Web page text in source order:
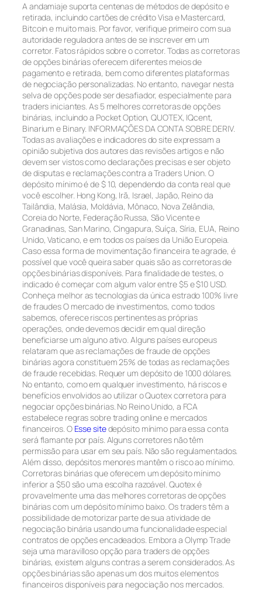
A andamiaje suporta centenas de métodos de depósito e
retirada, incluindo cartões de crédito Visa e Mastercard,
Bitcoin e muito mais. Por favor, verifique primeiro com sua
autoridade reguladora antes de se inscrever em um
corretor. Fatos rápidos sobre o corretor. Todas as corretoras
de opções binárias oferecem diferentes meios de
pagamento e retirada, bem como diferentes plataformas
de negociação personalizadas. No entanto, navegar nesta
selva de opções pode ser desafiador, especialmente para
traders iniciantes. As 5 melhores corretoras de opções
binárias, incluindo a Pocket Option, QUOTEX, IQcent,
Binarium e Binary. INFORMAÇÕES DA CONTA SOBRE DERIV.
Todas as avaliações e indicadores do site expressam a
opinião subjetiva dos autores das revisões artigos e não
devem ser vistos como declarações precisas e ser objeto
de disputas e reclamações contra a Traders Union. O
depósito mínimo é de $ 10, dependendo da conta real que
você escolher. Hong Kong, Irã, Israel, Japão, Reino da
Tailândia, Malásia, Moldávia, Mônaco, Nova Zelândia,
Coreia do Norte, Federação Russa, São Vicente e
Granadinas, San Marino, Cingapura, Suíça, Síria, EUA, Reino
Unido, Vaticano, e em todos os países da União Europeia.
Caso essa forma de movimentação financeira te agrade, é
possível que você queira saber quais são as corretoras de
opções binárias disponíveis. Para finalidade de testes, o
indicado é começar com algum valor entre $5 e $10 USD.
Conheça melhor as tecnologias da única estrado 100% livre
de fraudes O mercado de investimentos, como todos
sabemos, oferece riscos pertinentes as próprias
operações, onde devemos decidir em qual direção
beneficiarse um alguno ativo. Alguns países europeus
relataram que as reclamações de fraude de opções
binárias agora constituem 25% de todas as reclamações
de fraude recebidas. Requer um depósito de 1000 dólares.
No entanto, como em qualquer investimento, há riscos e
benefícios envolvidos ao utilizar o Quotex corretora para
negociar opções binárias. No Reino Unido, a FCA
estabelece regras sobre trading online e mercados
financeiros. O Esse sitedepósito mínimo para essa conta
será flamante por país. Alguns corretores não têm
permissão para usar em seu país. Não são regulamentados.
Além disso, depósitos menores mantêm o risco ao mínimo.
Corretoras binárias que oferecem um depósito mínimo
inferior a $50 são uma escolha razoável. Quotex é
provavelmente uma das melhores corretoras de opções
binárias com um depósito mínimo baixo. Os traders têm a
possibilidade de motorizar parte de sua atividade de
negociação binária usando uma funcionalidade especial
contratos de opções encadeados. Embora a Olymp Trade
seja uma maravilloso opção para traders de opções
binárias, existem alguns contras a serem considerados. As
opções binárias são apenas um dos muitos elementos
financeiros disponíveis para negociação nos mercados.